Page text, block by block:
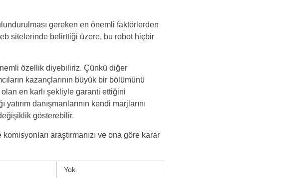
gereken en önemli faktörlerden
sitelerinde belirttiği üzere, bu robot hiçbir
özellik diyebiliriz. Çünkü diğer
kazançlarının büyük bir bölümünü
olan en karlı şekliyle garanti ettiğini
danışmanlarının kendi marjlarını
gösterebilir.
araştırmanızı ve ona göre karar
Yok